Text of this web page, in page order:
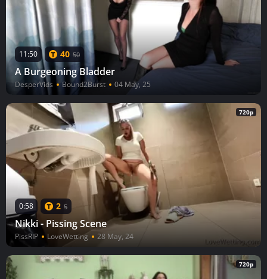
11:50 40 50
A Burgeoning Bladder
DesperVids Bound2Burst 04 May, 25
720p
0:58 2 5
Nikki - Pissing Scene
PissRIP LoveWetting 28 May, 24
720p